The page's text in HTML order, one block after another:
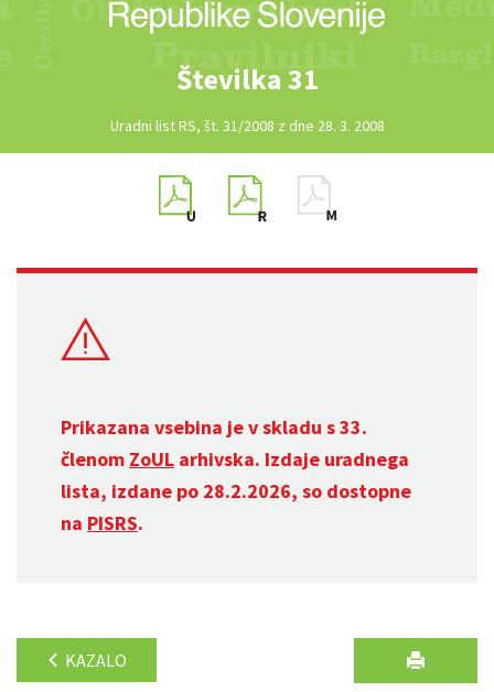
Številka 31
Uradni list RS, št. 31/2008 z dne 28. 3. 2008
Prikazana vsebina je v skladu s 33.
členom ZoUL arhivska. Izdaje uradnega
lista, izdane po 28.2.2026, so dostopne
na PISRS.
KAZALO